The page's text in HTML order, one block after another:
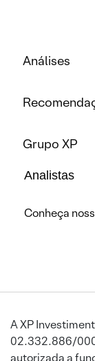
Análises
Grupo XP
Analistas
Conheça
A XP
02.332.886/
autorizada a